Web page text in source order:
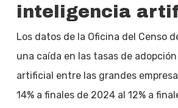
inteligencia
Los datos de la Oficina del Censo
una caída en las tasas de
artificial entre las grandes
14% a finales de 2024 al 12% a